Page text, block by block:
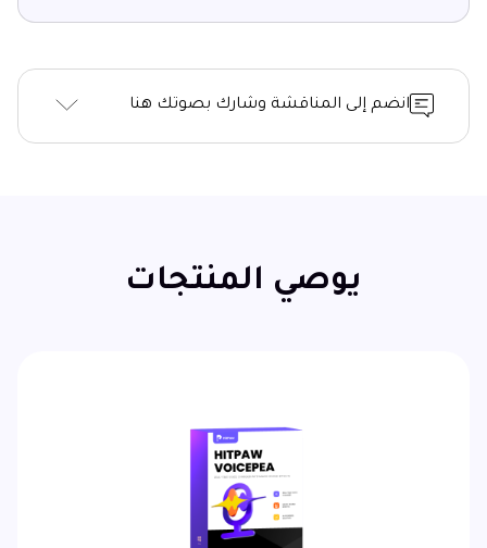
انضم إلى المناقشة وشارك بصوتك هنا
يوصي المنتجات